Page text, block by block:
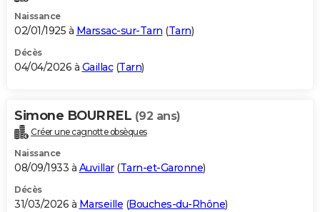
Naissance
02/01/1925 à Marssac-sur-Tarn (Tarn)
Décès
04/04/2026 à Gaillac(Tarn)
Simone BOURREL (92 ans)
Créer une cagnotte obsèques
Naissance
08/09/1933 à Auvillar(Tarn-et-Garonne)
Décès
31/03/2026 à Marseille (Bouches-du-Rhône)